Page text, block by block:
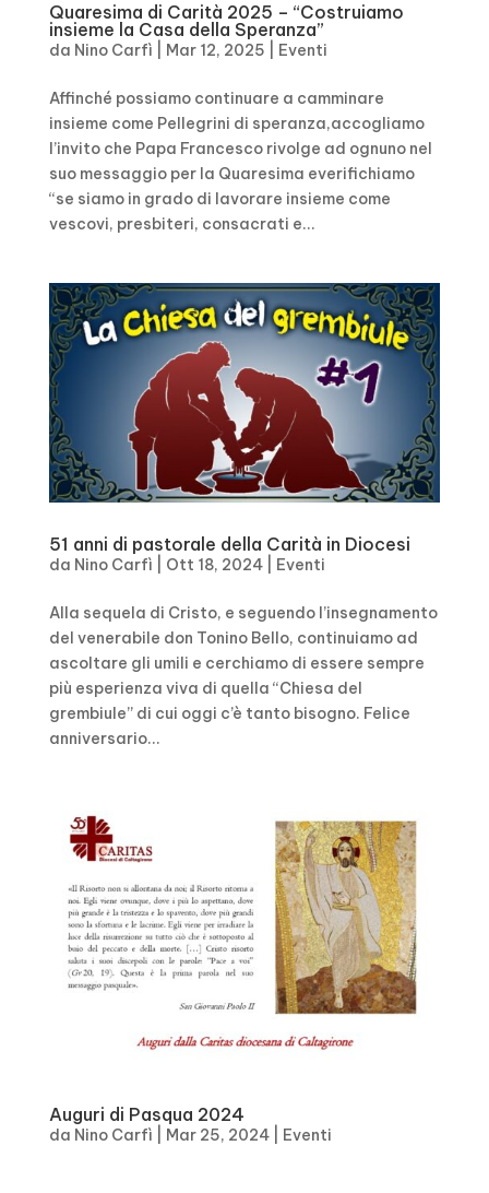
Quaresima di Carità 2025 – “Costruiamo
insieme la Casa della Speranza”
da Nino Carfì Mar 12, 2025 Eventi
Affinché possiamo continuare a camminare
insieme come Pellegrini di speranza,accogliamo
l’invito che Papa Francesco rivolge ad ognuno nel
suo messaggio per la Quaresima everifichiamo
“se siamo in grado di lavorare insieme come
vescovi, presbiteri, consacrati e...
51 anni di pastorale della Carità in Diocesi
da Nino Carfì Ott 18, 2024| Eventi
Alla sequela di Cristo, e seguendo l’insegnamento
del venerabile don Tonino Bello, continuiamo ad
ascoltare gli umili e cerchiamo di essere sempre
più esperienza viva di quella “Chiesa del
grembiule” di cui oggi c’è tanto bisogno. Felice
anniversario...
Auguri di Pasqua 2024
da Nino Carfì Mar 25, 2024| Eventi